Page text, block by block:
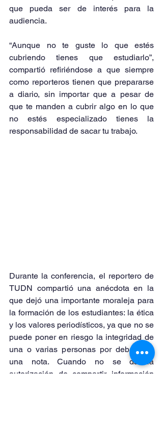
que pueda ser de interés para la
audiencia.
“Aunque no te guste lo que estés
cubriendo tienes que estudiarlo”,
compartió refiriéndose a que siempre
como reporteros tienen que prepararse
a diario, sin importar que a pesar de
que te manden a cubrir algo en lo que
no estés especializado tienes la
responsabilidad de sacar tu trabajo.
Durante la conferencia, el reportero de
TUDN compartió una anécdota en la
que dejó una importante moraleja para
la formación de los estudiantes: la ética
y los valores periodísticos, ya que no se
puede poner en riesgo la integridad de
una o varias personas por debajo de
una nota. Cuando no se da la
autorización de compartir información